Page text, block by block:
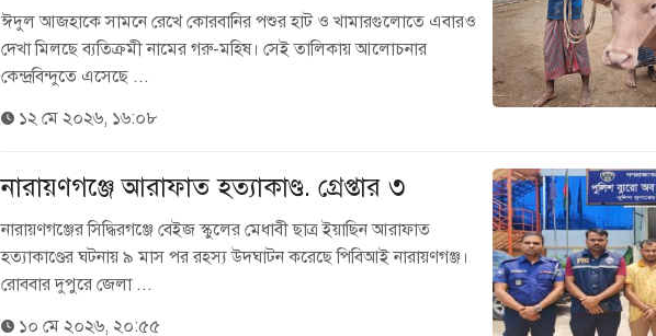
ঈদুল আজহাকে সামনে রেখে কোরবানির পশুর হাট ও খামারগুলোতে এবারও
দেখা মিলছে ব্যতিক্রমী নামের গরু-মহিষ। সেই তালিকায় আলোচনার
কেন্দ্রবিন্দুতে এসেছে ...
১২ মে ২০২৬, ১৬:০৮
নারায়ণগঞ্জে আরাফাত হত্যাকাণ্ড. গ্রেপ্তার ৩
নারায়ণগঞ্জের সিদ্ধিরগঞ্জে বেইজ স্কুলের মেধাবী ছাত্র ইয়াছিন আরাফাত
হত্যাকাণ্ডের ঘটনায় ৯ মাস পর রহস্য উদঘাটন করেছে পিবিআই নারায়ণগঞ্জ।
রোববার দুপুরে জেলা ...
১০ মে ২০২৬, ২০:৫৫